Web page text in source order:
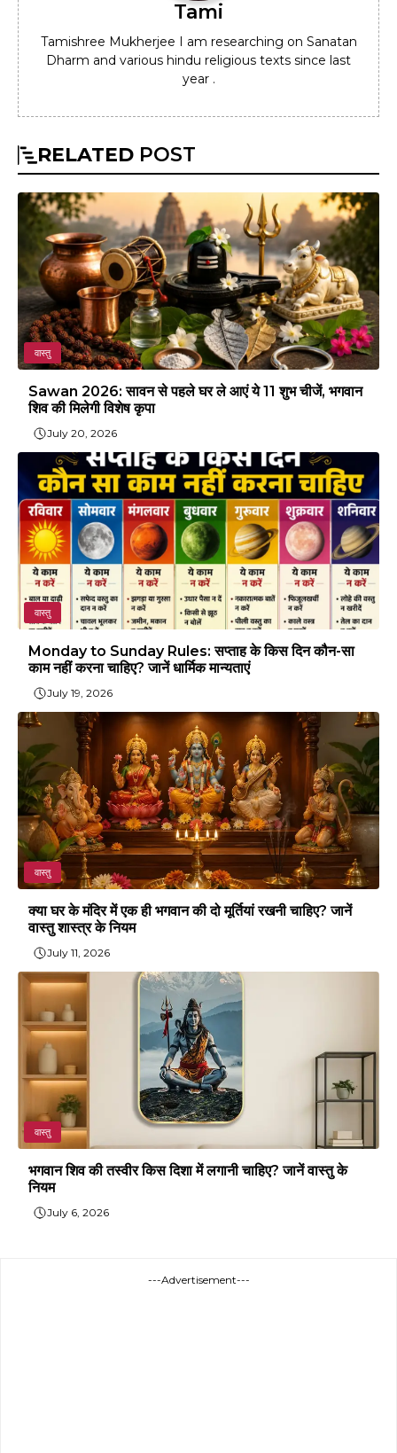
Tami
Tamishree Mukherjee I am researching on Sanatan
Dharm and various hindu religious texts since last
year .
RELATED POST
वास्तु
Sawan 2026: सावन से पहले घर ले आएं ये 11 शुभ चीजें, भगवान
शिव की मिलेगी विशेष कृपा
July 20, 2026
वास्तु
Monday to Sunday Rules: सप्ताह के किस दिन कौन-सा
काम नहीं करना चाहिए? जानें धार्मिक मान्यताएं
July 19, 2026
वास्तु
क्या घर के मंदिर में एक ही भगवान की दो मूर्तियां रखनी चाहिए? जानें
वास्तु शास्त्र के नियम
July 11, 2026
वास्तु
भगवान शिव की तस्वीर किस दिशा में लगानी चाहिए? जानें वास्तु के
नियम
July 6, 2026
---Advertisement---